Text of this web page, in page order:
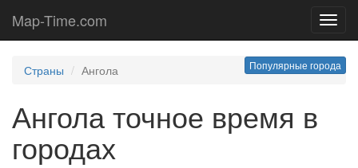
Map-Time.com
Популярные города
Страны Ангола
Ангола точное время в
городах